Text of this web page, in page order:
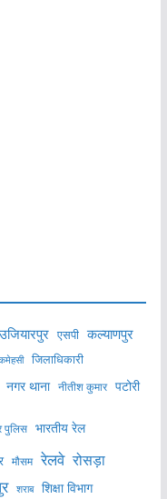
एसपी कल्याणपुर
जिलाधिकारी
नगर थाना नीतीश कुमार पटोरी
पुलिस भारतीय रेल
मौसम रेलवे रोसड़ा
शराब शिक्षा विभाग